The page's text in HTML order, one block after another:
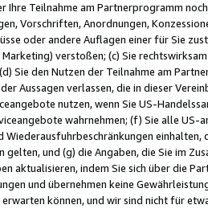
Ihre Teilnahme am Partnerprogramm
Vorschriften, Anordnungen,
oder andere Auflagen einer für Sie
verstoßen; (c) Sie
Sie den Nutzen der Teilnahme am
Aussagen verlassen, die in dieser
nutzen, wenn Sie US-
wahrnehmen; (f) Sie alle
Wiederausfuhrbeschränkungen
gelten, und (g) die Angaben, die Sie im
aktualisieren, indem Sie sich über die
und übernehmen keine
können, und wir sind nicht für